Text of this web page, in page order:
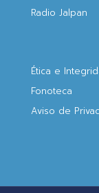
Radio Jalpan
Ética e
Fonoteca
Aviso de